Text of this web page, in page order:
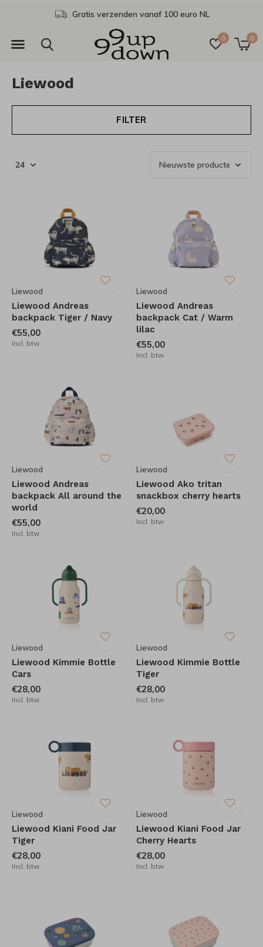
0 0
Gratis afhalen in onze winkel
Liewood
FILTER
Liewood
Liewood Andreas
backpack Tiger / Navy
€55,00
Incl. btw
Liewood
Liewood Andreas
backpack Cat / Warm
lilac
€55,00
Incl. btw
Liewood
Liewood Andreas
backpack All around the
world
€55,00
Incl. btw
Liewood
Liewood Ako tritan
snackbox cherry hearts
€20,00
Incl. btw
Liewood
Liewood Kimmie Bottle
Cars
€28,00
Incl. btw
Liewood
Liewood Kimmie Bottle
Tiger
€28,00
Incl. btw
Liewood
Liewood Kiani Food Jar
Tiger
€28,00
Incl. btw
Liewood
Liewood Kiani Food Jar
Cherry Hearts
€28,00
Incl. btw